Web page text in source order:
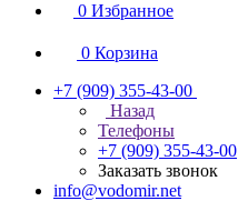
0 Избранное
0 Корзина
+7 (909) 355-43-00
Назад
Телефоны
+7 (909) 355-43-00
Заказать звонок
info@vodomir.net